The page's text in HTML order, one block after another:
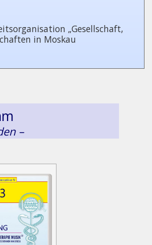
„Gesellschaft,
in Moskau
–